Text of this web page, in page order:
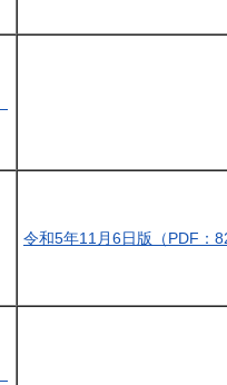
令和5年11月6日版（PDF：